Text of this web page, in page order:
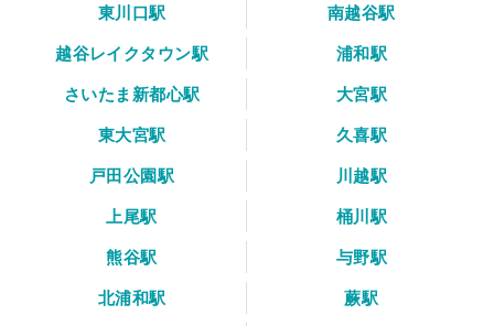
東川口駅
南越谷駅
越谷レイクタウン駅
浦和駅
さいたま新都心駅
大宮駅
東大宮駅
久喜駅
戸田公園駅
川越駅
上尾駅
桶川駅
熊谷駅
与野駅
北浦和駅
蕨駅